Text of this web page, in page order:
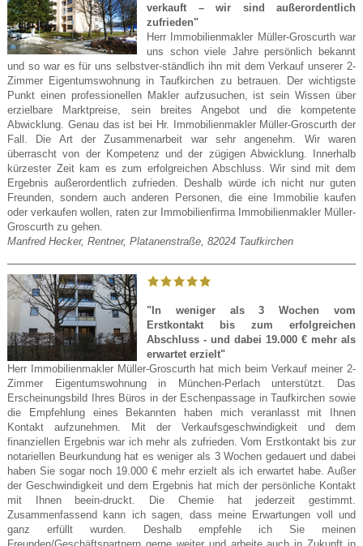
verkauft – wir sind außerordentlich
zufrieden"
Herr Immobilienmakler Müller-Groscurth war
uns schon viele Jahre persönlich bekannt
und so war es für uns selbstver-ständlich ihn mit dem Verkauf unserer 2-
Zimmer Eigentumswohnung in Taufkirchen zu betrauen. Der wichtigste
Punkt einen professionellen Makler aufzusuchen, ist sein Wissen über
erzielbare Marktpreise, sein breites Angebot und die kompetente
Abwicklung. Genau das ist bei Hr. Immobilienmakler Müller-Groscurth der
Fall. Die Art der Zusammenarbeit war sehr angenehm. Wir waren
überrascht von der Kompetenz und der zügigen Abwicklung. Innerhalb
kürzester Zeit kam es zum erfolgreichen Abschluss. Wir sind mit dem
Ergebnis außerordentlich zufrieden. Deshalb würde ich nicht nur guten
Freunden, sondern auch anderen Personen, die eine Immobilie kaufen
oder verkaufen wollen, raten zur Immobilienfirma Immobilienmakler Müller-
Groscurth zu gehen.
Manfred Hecker, Rentner, Platanenstraße, 82024 Taufkirchen
"In weniger als 3 Wochen vom
Erstkontakt bis zum erfolgreichen
Abschluss - und dabei 19.000 € mehr als
erwartet erzielt"
Herr Immobilienmakler Müller-Groscurth hat mich beim Verkauf meiner 2-
Zimmer Eigentumswohnung in München-Perlach unterstützt. Das
Erscheinungsbild Ihres Büros in der Eschenpassage in Taufkirchen sowie
die Empfehlung eines Bekannten haben mich veranlasst mit Ihnen
Kontakt aufzunehmen. Mit der Verkaufsgeschwindigkeit und dem
finanziellen Ergebnis war ich mehr als zufrieden. Vom Erstkontakt bis zur
notariellen Beurkundung hat es weniger als 3 Wochen gedauert und dabei
haben Sie sogar noch 19.000 € mehr erzielt als ich erwartet habe. Außer
der Geschwindigkeit und dem Ergebnis hat mich der persönliche Kontakt
mit Ihnen beein-druckt. Die Chemie hat jederzeit gestimmt.
Zusammenfassend kann ich sagen, dass meine Erwartungen voll und
ganz erfüllt wurden. Deshalb empfehle ich Sie meinen